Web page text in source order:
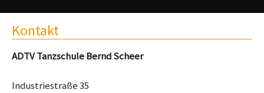
Kontakt
ADTV Tanzschule Bernd Scheer
Industriestraße 35